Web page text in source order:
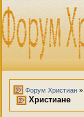
Форум Христиан »
Христиане